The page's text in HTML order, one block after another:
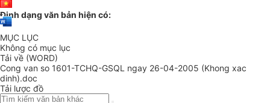
Định dạng văn bản hiện có:
MỤC LỤC
Không có mục lục
Tải về (WORD)
Cong van so 1601-TCHQ-GSQL ngay 26-04-2005 (Khong xac
dinh).doc
Tải lược đồ